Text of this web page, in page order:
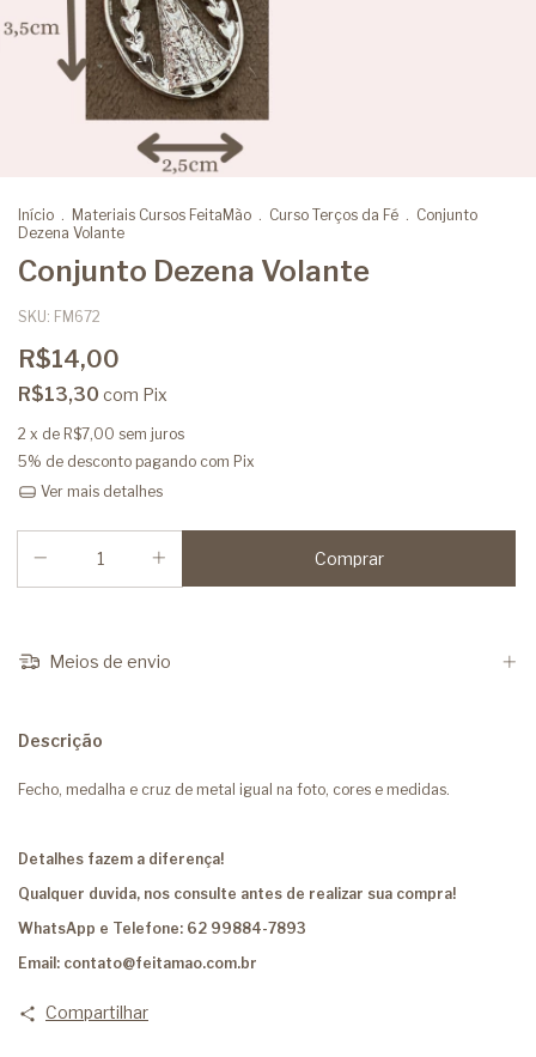
Início . Materiais Cursos FeitaMão . Curso Terços da Fé . Conjunto
Dezena Volante
Conjunto Dezena Volante
SKU: FM672
R$14,00
R$13,30 com Pix
2 x de R$7,00 sem juros
5% de desconto pagando com Pix
Ver mais detalhes
Meios de envio
Descrição
Fecho, medalha e cruz de metal igual na foto, cores e medidas.
Detalhes fazem a diferença!
Qualquer duvida, nos consulte antes de realizar sua compra!
WhatsApp e Telefone: 62 99884-7893
Email: contato@feitamao.com.br
Compartilhar